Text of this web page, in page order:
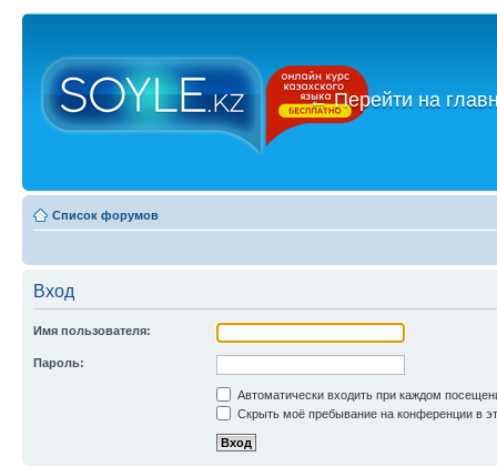
←Перейти на
Список форумов
Вход
Имя пользователя:
Пароль:
Автоматически входить при каждом
Скрыть моё пребывание на конференции в